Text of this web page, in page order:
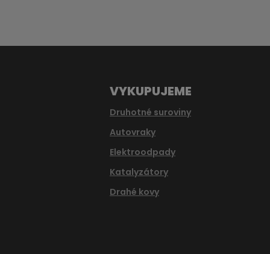
VYKUPUJEME
Druhotné suroviny
Autovraky
Elektroodpady
Katalyzátory
Drahé kovy